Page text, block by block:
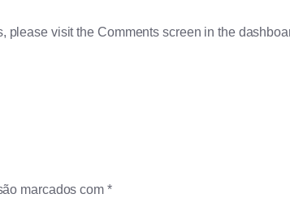
please visit the Comments screen in the
marcados com *